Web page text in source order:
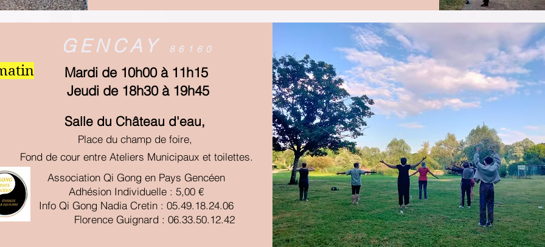
GENCAY 86160
Mardi de 10h00 à 11h15
Jeudi de 18h30 à 19h45
Salle du Château d'eau,
Place du champ de foire,
Fond de cour entre Ateliers Municipaux et toilettes.
Association Qi Gong en Pays Gencéen
Adhésion Individuelle : 5,00 €
Info Qi Gong Nadia Cretin : 05.49.18.24.06
Florence Guignard : 06.33.50.12.42